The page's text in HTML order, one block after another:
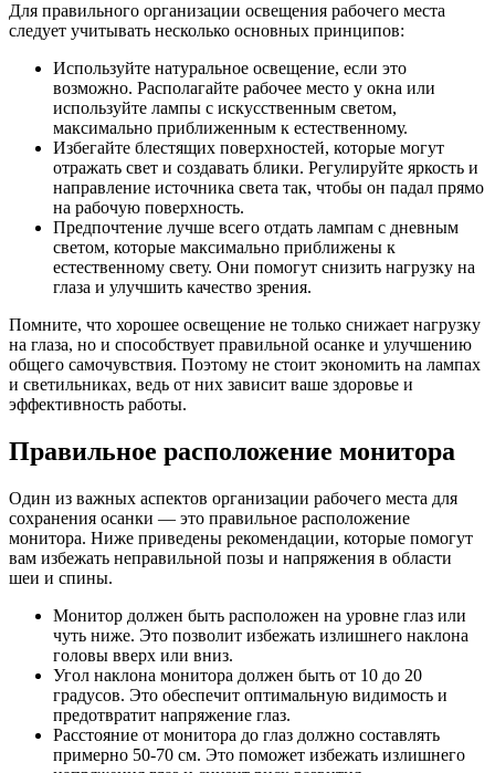
Для правильного организации освещения рабочего места
следует учитывать несколько основных принципов:
Используйте натуральное освещение, если это
возможно. Располагайте рабочее место у окна или
используйте лампы с искусственным светом,
максимально приближенным к естественному.
Избегайте блестящих поверхностей, которые могут
отражать свет и создавать блики. Регулируйте яркость и
направление источника света так, чтобы он падал прямо
на рабочую поверхность.
Предпочтение лучше всего отдать лампам с дневным
светом, которые максимально приближены к
естественному свету. Они помогут снизить нагрузку на
глаза и улучшить качество зрения.
Помните, что хорошее освещение не только снижает нагрузку
на глаза, но и способствует правильной осанке и улучшению
общего самочувствия. Поэтому не стоит экономить на лампах
и светильниках, ведь от них зависит ваше здоровье и
эффективность работы.
Правильное расположение монитора
Один из важных аспектов организации рабочего места для
сохранения осанки — это правильное расположение
монитора. Ниже приведены рекомендации, которые помогут
вам избежать неправильной позы и напряжения в области
шеи и спины.
Монитор должен быть расположен на уровне глаз или
чуть ниже. Это позволит избежать излишнего наклона
головы вверх или вниз.
Угол наклона монитора должен быть от 10 до 20
градусов. Это обеспечит оптимальную видимость и
предотвратит напряжение глаз.
Расстояние от монитора до глаз должно составлять
примерно 50-70 см. Это поможет избежать излишнего